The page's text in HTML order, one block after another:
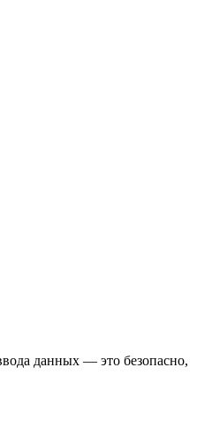
данных — это безопасно,